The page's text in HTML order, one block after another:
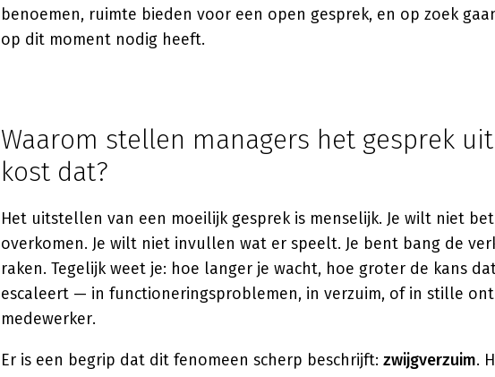
benoemen, ruimte bieden voor een open gesprek, en op zoek
op dit moment nodig heeft.
Waarom stellen managers het gesprek
kost dat?
Het uitstellen van een moeilijk gesprek is menselijk. Je wilt niet
overkomen. Je wilt niet invullen wat er speelt. Je bent bang de
raken. Tegelijk weet je: hoe langer je wacht, hoe groter de kans
escaleert — in functioneringsproblemen, in verzuim, of in stille
medewerker.
Er is een begrip dat dit fenomeen scherp beschrijft: zwijgverzuim.